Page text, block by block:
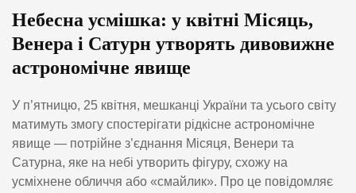
Небесна усмішка: у квітні Місяць,
Венера і Сатурн утворять дивовижне
астрономічне явище
У п’ятницю, 25 квітня, мешканці України та усього світу
матимуть змогу спостерігати рідкісне астрономічне
явище — потрійне з’єднання Місяця, Венери та
Сатурна, яке на небі утворить фігуру, схожу на
усміхнене обличчя або «смайлик». Про це повідомляє